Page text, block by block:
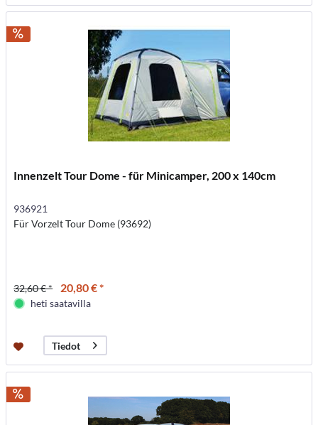
Innenzelt Tour Dome - für Minicamper, 200 x 140cm
936921
Für Vorzelt Tour Dome (93692)
32,60 € * 20,80 € *
heti saatavilla
Tiedot